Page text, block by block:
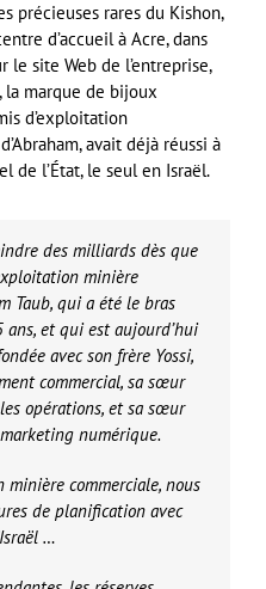
précieuses rares du Kishon,
d’accueil à Acre, dans
le site Web de l’entreprise,
la marque de bijoux
d’exploitation
avait déjà réussi à
de l’État, le seul en Israël.
des milliards dès que
minière
Taub, qui a été le bras
et qui est aujourd’hui
avec son frère Yossi,
commercial, sa sœur
opérations, et sa sœur
numérique.
minière commerciale, nous
de planification avec
…